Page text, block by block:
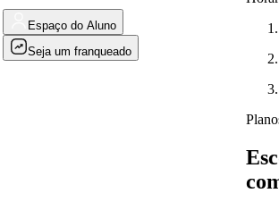
Espaço do Aluno
Seja um franqueado